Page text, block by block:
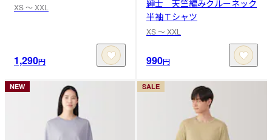
XS 〜 XXL
1,290円
紳士 天竺編みクルーネック
半袖Ｔシャツ
XS 〜 XXL
990円
NEW SALE